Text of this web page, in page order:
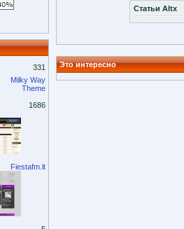
331
Milky Way
Theme
1686
Fiestafm.lt
Статьи Altx
Это интересно